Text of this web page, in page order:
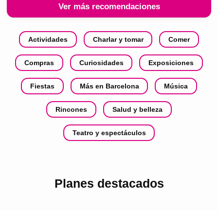
Ver más recomendaciones
Actividades Charlar y tomar Comer
Compras Curiosidades Exposiciones
Fiestas Más en Barcelona Música
Rincones Salud y belleza
Teatro y espectáculos
Planes destacados